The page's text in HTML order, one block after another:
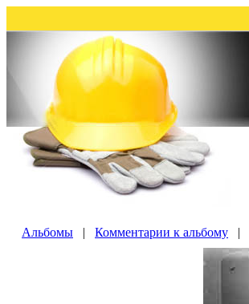
Альбомы | Комментарии к альбому |